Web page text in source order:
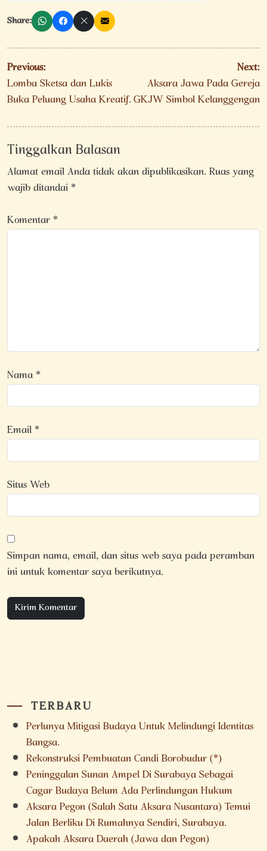
Share:
Navigasi
pos
Previous:
Lomba Sketsa dan Lukis
Buka Peluang Usaha Kreatif.
Next:
Aksara Jawa Pada Gereja
GKJW Simbol Kelanggengan
Tinggalkan Balasan
Alamat email Anda tidak akan dipublikasikan.Ruas yang
wajib ditandai*
Komentar*
Nama*
Email*
Situs Web
Simpan nama, email, dan situs web saya pada peramban
ini untuk komentar saya berikutnya.
TERBARU
Perlunya Mitigasi Budaya Untuk Melindungi Identitas
Bangsa.
Rekonstruksi Pembuatan Candi Borobudur (*)
Peninggalan Sunan Ampel Di Surabaya Sebagai
Cagar Budaya Belum Ada Perlindungan Hukum
Aksara Pegon (Salah Satu Aksara Nusantara) Temui
Jalan Berliku Di Rumahnya Sendiri, Surabaya.
Apakah Aksara Daerah (Jawa dan Pegon)